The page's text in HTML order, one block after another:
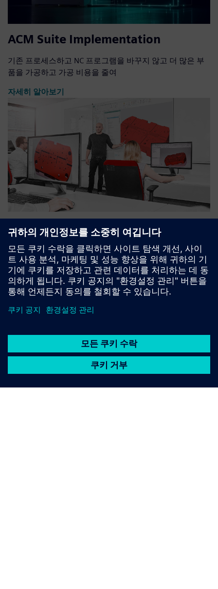
ACM Suite Implementation
기존 프로세스하고 NC 프로그램을 바꾸지 않고 더 많은 부
품을 가공하고 가공 비용을 줄여
자세히 알아보기
Siemens NX CAM Training courses
이 CAM 소프트웨어의 성능을 최대한 활용하기 위해 NX
CAM을 효율적으로 사용할 수 있는 열쇠를 제공해요.
자세히 알아보기